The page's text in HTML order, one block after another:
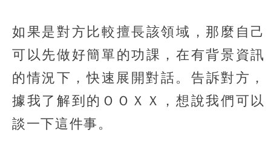
如果是對方比較擅長該領域，那麼自己
可以先做好簡單的功課，在有背景資訊
的情況下，快速展開對話。​告訴對方，
據我了解到的ＯＯＸＸ，想說我們可以
談一下這件事。​